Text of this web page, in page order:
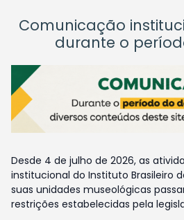
Comunicação
durante o
Desde 4 de julho de 2026, as
institucional do Instituto Brasileiro
suas unidades museológicas
restrições estabelecidas pela